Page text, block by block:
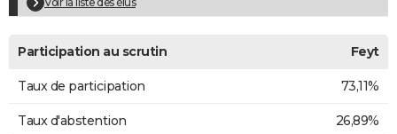
Bricolage
Lifestyle
Culture
Sport
Auto
Television
Voyage
Cinema
Participation au scrutin Feyt
Taux de participation 73,11%
Taux d'abstention 26,89%